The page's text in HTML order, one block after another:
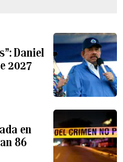
Daniel
2027
en
86